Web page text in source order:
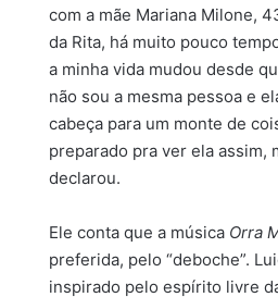
com a mãe Mariana Milone,
da Rita, há muito pouco
a minha vida mudou desde
não sou a mesma pessoa e
cabeça para um monte de
preparado pra ver ela assim,
declarou.
Ele conta que a música Orra
preferida, pelo “deboche”.
inspirado pelo espírito livre